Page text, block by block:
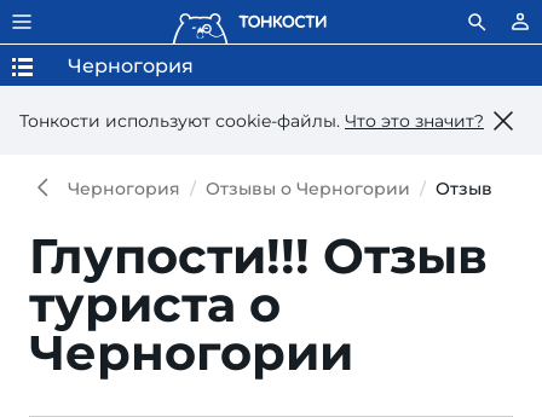
Тонкости используют сookie-файлы. Что это значит?
Черногория
Черногория Отзывы о Черногории Отзыв
Глупости!!! Отзыв
туриста о
Черногории